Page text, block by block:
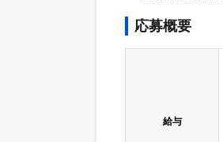
応募概要
給与